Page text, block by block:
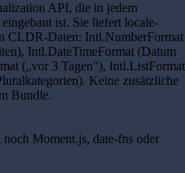
API, die in jedem
ist. Sie liefert locale-
CLDR-Daten: Intl.NumberFormat
Intl.DateTimeFormat (Datum
(„vor 3 Tagen"), Intl.ListFormat
Keine zusätzliche
Bundle.
Moment.js, date-fns oder